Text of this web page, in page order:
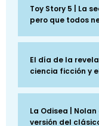
Toy Story 5 | La
pero que todos
El día de la
ciencia ficción y
La Odisea |
versión del